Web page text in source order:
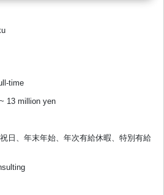
time
13 million yen
日、年末年始、年次有給休暇、特別有給